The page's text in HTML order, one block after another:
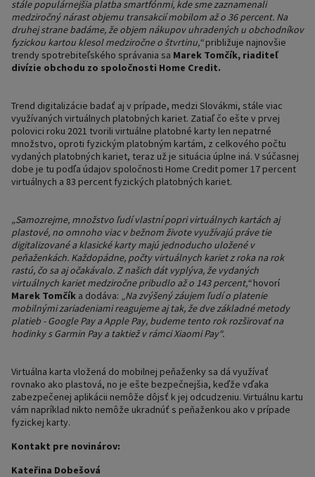
stále populárnejšia platba smartfónmi, kde sme zaznamenali
medziročný nárast objemu transakcií mobilom až o 36 percent. Na
druhej strane badáme, že objem nákupov uhradených u obchodníkov
fyzickou kartou klesol medziročne o štvrtinu,“približuje najnovšie
trendy spotrebiteľského správania sa Marek Tomčík, riaditeľ
divízie obchodu zo spoločnosti Home Credit.
Trend digitalizácie badať aj v prípade, medzi Slovákmi, stále viac
využívaných virtuálnych platobných kariet. Zatiaľ čo ešte v prvej
polovici roku 2021 tvorili virtuálne platobné karty len nepatrné
množstvo, oproti fyzickým platobným kartám, z celkového počtu
vydaných platobných kariet, teraz už je situácia úplne iná. V súčasnej
dobe je tu podľa údajov spoločnosti Home Credit pomer 17 percent
virtuálnych a 83 percent fyzických platobných kariet.
„Samozrejme, množstvo ľudí vlastní popri virtuálnych kartách aj
plastové, no omnoho viac v bežnom živote využívajú práve tie
digitalizované a klasické karty majú jednoducho uložené v
peňaženkách. Každopádne, počty virtuálnych kariet z roka na rok
rastú, čo sa aj očakávalo. Z našich dát vyplýva, že vydaných
virtuálnych kariet medziročne pribudlo až o 143 percent,“hovorí
Marek Tomčík a dodáva: „Na zvýšený záujem ľudí o platenie
mobilnými zariadeniami reagujeme aj tak, že dve základné metody
platieb - Google Pay a Apple Pay, budeme tento rok rozširovať na
hodinky s Garmin Pay a taktiež v rámci Xiaomi Pay“.
Virtuálna karta vložená do mobilnej peňaženky sa dá využívať
rovnako ako plastová, no je ešte bezpečnejšia, keďže vďaka
zabezpečenej aplikácii nemôže dôjsť k jej odcudzeniu. Virtuálnu kartu
vám napríklad nikto nemôže ukradnúť s peňaženkou ako v prípade
fyzickej karty.
Kontakt pre novinárov:
Kateřina Dobešová